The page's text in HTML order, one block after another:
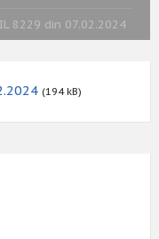
8229 din 07.02.2024
(194 kB)